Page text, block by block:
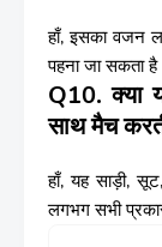
हाँ, इसका वजन
पहना जा सकता
Q10. क्या
साथ मैच
हाँ, यह साड़ी,
लगभग सभी